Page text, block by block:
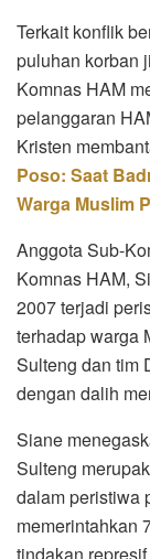
Terkait konflik
puluhan korban
Komnas HAM
pelanggaran
Kristen
Poso: Saat
Warga Muslim
Anggota Sub-
Komnas HAM,
2007 terjadi
terhadap warga
Sulteng dan tim
dengan dalih
Siane
Sulteng
dalam peristiwa
memerintahkan